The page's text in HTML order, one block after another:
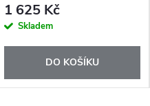
1 625 Kč
Skladem
DO KOŠÍKU